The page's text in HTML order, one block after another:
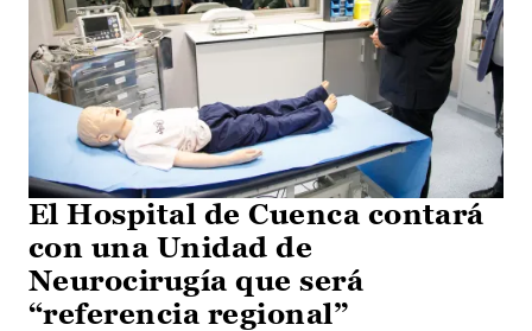
El Hospital de Cuenca contará
con una Unidad de
Neurocirugía que será
“referencia regional”